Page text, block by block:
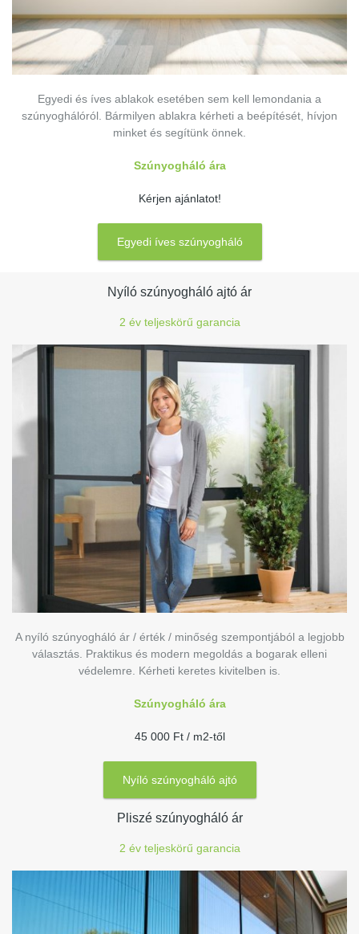
Egyedi és íves ablakok esetében sem kell lemondania a
szúnyoghálóról. Bármilyen ablakra kérheti a beépítését, hívjon
minket és segítünk önnek.
Szúnyogháló ára
Kérjen ajánlatot!
Egyedi íves szúnyogháló
Nyíló szúnyogháló ajtó ár
2 év teljeskörű garancia
A nyíló szúnyogháló ár / érték / minőség szempontjából a legjobb
választás. Praktikus és modern megoldás a bogarak elleni
védelemre. Kérheti keretes kivitelben is.
Szúnyogháló ára
45 000 Ft / m2-től
Nyíló szúnyogháló ajtó
Pliszé szúnyogháló ár
2 év teljeskörű garancia